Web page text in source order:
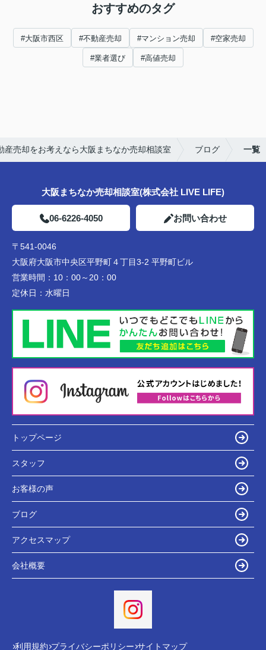
おすすめのタグ
#大阪市西区 #不動産売却 #マンション売却 #空家売却
#業者選び #高値売却
産売却をお考えなら大阪まちなか売却相談室 ブログ 一覧
大阪まちなか売却相談室(株式会社 LIVE LIFE)
06-6226-4050 お問い合わせ
〒541-0046
大阪府大阪市中央区平野町４丁目3-2 平野町ビル
営業時間： 10：00～20：00
定休日： 水曜日
トップページ
スタッフ
お客様の声
ブログ
アクセスマップ
会社概要
利用規約 プライバシーポリシー サイトマップ